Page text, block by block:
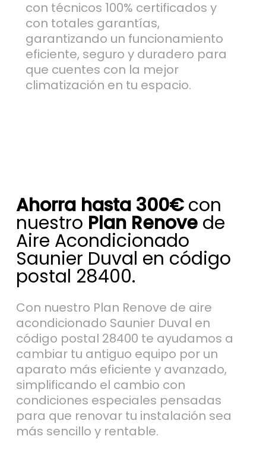
con técnicos 100% certificados y
con totales garantías,
garantizando un funcionamiento
eficiente, seguro y duradero para
que cuentes con la mejor
climatización en tu espacio.
Ahorra hasta 300€con
nuestro Plan Renovede
Aire Acondicionado
Saunier Duval en código
postal 28400.
Con nuestro Plan Renove de aire
acondicionado Saunier Duval en
código postal 28400 te ayudamos a
cambiar tu antiguo equipo por un
aparato más eficiente y avanzado,
simplificando el cambio con
condiciones especiales pensadas
para que renovar tu instalación sea
más sencillo y rentable.